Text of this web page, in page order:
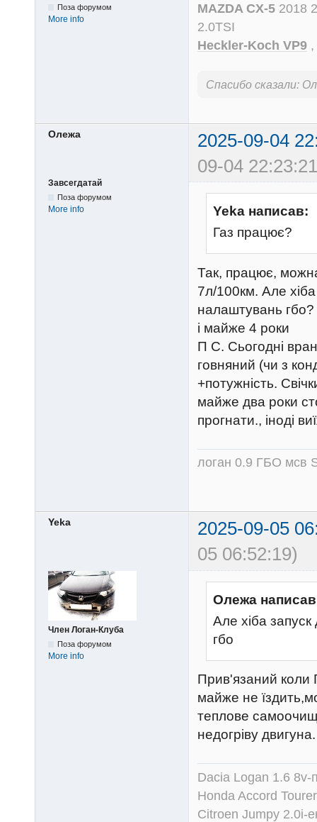
Поза форумом
More info
MAZDA CX-5 2018
2.0TSI
Heckler-Koch VP9 ,
Спасибо сказали:
Олежа
2025-09-04
09-04
Завсегдатай
Поза форумом
More info
Yeka написав:
Газ працює?
Так, працює,
7л/100км. Але
налаштувань гбо?
і майже 4 роки
П С. Сьогодні
говняний (чи з
+потужність.
майже два роки
прогнати., іноді
логан 0.9 ГБО мсв
Yeka
2025-09-05
05 06:52:19)
Член Логан-Клуба
Поза форумом
More info
Олежа
Але хіба
гбо
Прив'язаний коли
майже не
теплове
недогріву двигуна.
Dacia Logan 1.6
Honda Accord
Citroen Jumpy 2.0i-